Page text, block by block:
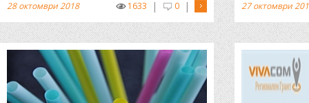
|
0
|
1633
28 октомври 2018 27 октомври